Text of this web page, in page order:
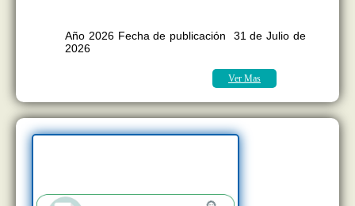
Año 2026 Fecha de publicación 31 de Julio de
2026
Ver Mas